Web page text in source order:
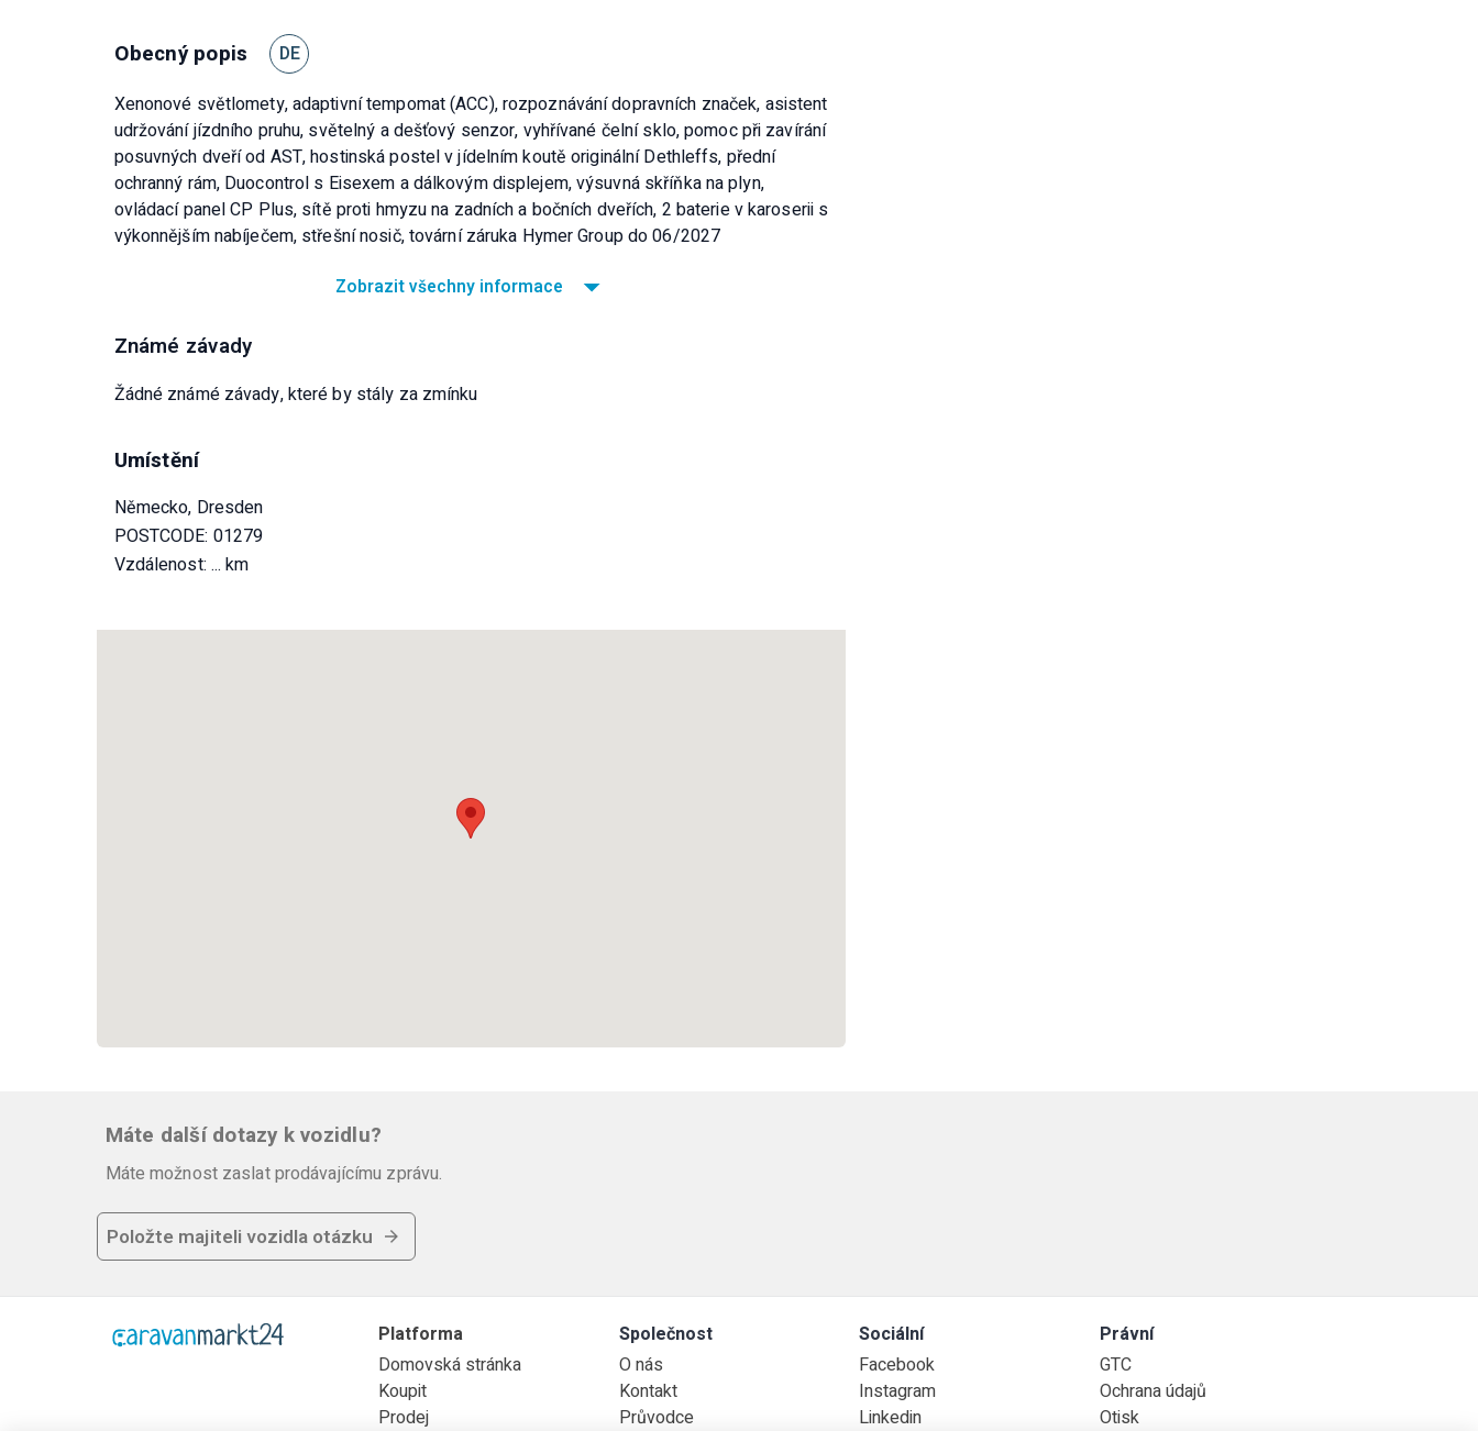
Obecný popis DE
Xenonové světlomety, adaptivní tempomat (ACC), rozpoznávání dopravních značek, asistent
udržování jízdního pruhu, světelný a dešťový senzor, vyhřívané čelní sklo, pomoc při zavírání
posuvných dveří od AST, hostinská postel v jídelním koutě originální Dethleffs, přední
ochranný rám, Duocontrol s Eisexem a dálkovým displejem, výsuvná skříňka na plyn,
ovládací panel CP Plus, sítě proti hmyzu na zadních a bočních dveřích, 2 baterie v karoserii s
výkonnějším nabíječem, střešní nosič, tovární záruka Hymer Group do 06/2027
Zobrazit všechny informace
Známé závady
Žádné známé závady, které by stály za zmínku
Umístění
Německo, Dresden
POSTCODE: 01279
Vzdálenost: ... km
Máte další dotazy k vozidlu?
Máte možnost zaslat prodávajícímu zprávu.
Položte majiteli vozidla otázku
Platforma
Domovská stránka
Koupit
Prodej
Společnost
O nás
Kontakt
Průvodce
Sociální
Facebook
Instagram
Linkedin
Právní
GTC
Ochrana údajů
Otisk